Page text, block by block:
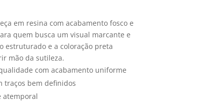
em resina com acabamento fosco e
quem busca um visual marcante e
estruturado e a coloração preta
mão da sutileza.
com acabamento uniforme
traços bem definidos
atemporal